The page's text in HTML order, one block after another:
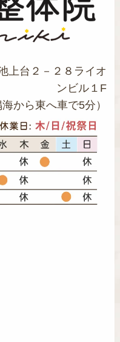
上台２－２８ライオ
ンビル１F
海から東へ車で5分）